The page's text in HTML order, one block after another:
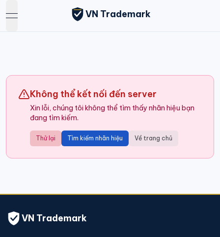
open navigation menu
VN Trademark
Không thể kết nối đến server
Xin lỗi, chúng tôi không thể tìm thấy nhãn hiệu bạn
đang tìm kiếm.
Thử lại Tìm kiếm nhãn hiệu Về trang chủ
VN Trademark